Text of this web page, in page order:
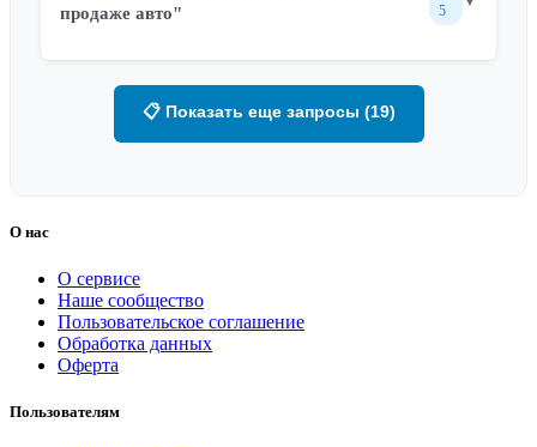
продаже авто"
5
📋 Показать еще запросы (19)
О нас
О сервисе
Наше сообщество
Пользовательское соглашение
Обработка данных
Оферта
Пользователям